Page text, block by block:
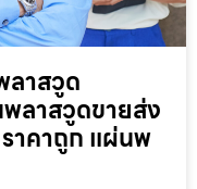
ลาสวูด
ลาสวูดขายส่ง
าคาถูก แผ่นพ